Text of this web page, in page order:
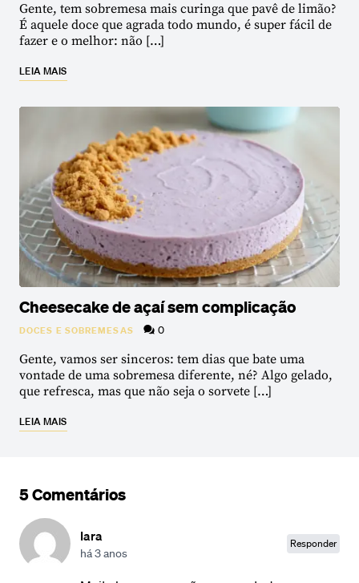
Gente, tem sobremesa mais curinga que pavê de limão?
É aquele doce que agrada todo mundo, é super fácil de
fazer e o melhor: não […]
LEIA MAIS
Cheesecake de açaí sem complicação
DOCES E SOBREMESAS 0
Gente, vamos ser sinceros: tem dias que bate uma
vontade de uma sobremesa diferente, né? Algo gelado,
que refresca, mas que não seja o sorvete […]
LEIA MAIS
5 Comentários
Iara
há 3 anos
Responder